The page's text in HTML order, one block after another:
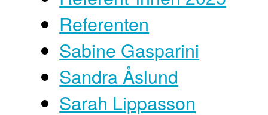
Referenten
Sabine Gasparini
Sandra Åslund
Sarah Lippasson